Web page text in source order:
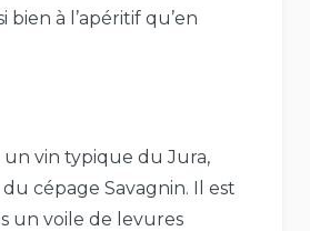
bien à l’apéritif qu’en
un vin typique du Jura,
cépage Savagnin. Il est
un voile de levures